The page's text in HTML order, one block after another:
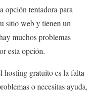
opción tentadora para
sitio web y tienen un
muchos problemas
esta opción.
hosting gratuito es la falta
o necesitas ayuda,